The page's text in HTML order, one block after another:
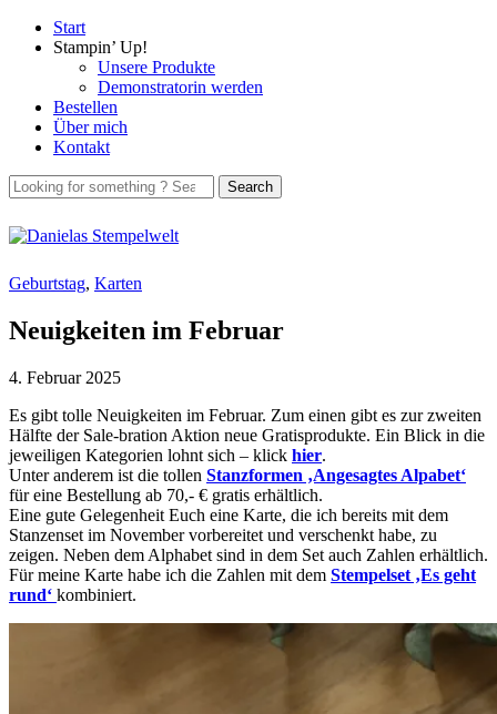
Start
Stampin’ Up!
Unsere Produkte
Demonstratorin werden
Bestellen
Über mich
Kontakt
Geburtstag, Karten
Neuigkeiten im Februar
4. Februar 2025
Es gibt tolle Neuigkeiten im Februar. Zum einen gibt es zur zweiten
Hälfte der Sale-bration Aktion neue Gratisprodukte. Ein Blick in die
jeweiligen Kategorien lohnt sich – klick hier.
Unter anderem ist die tollen Stanzformen ‚Angesagtes Alpabet‘
für eine Bestellung ab 70,- € gratis erhältlich.
Eine gute Gelegenheit Euch eine Karte, die ich bereits mit dem
Stanzenset im November vorbereitet und verschenkt habe, zu
zeigen. Neben dem Alphabet sind in dem Set auch Zahlen erhältlich.
Für meine Karte habe ich die Zahlen mit dem Stempelset ‚Es geht
rund‘ kombiniert.